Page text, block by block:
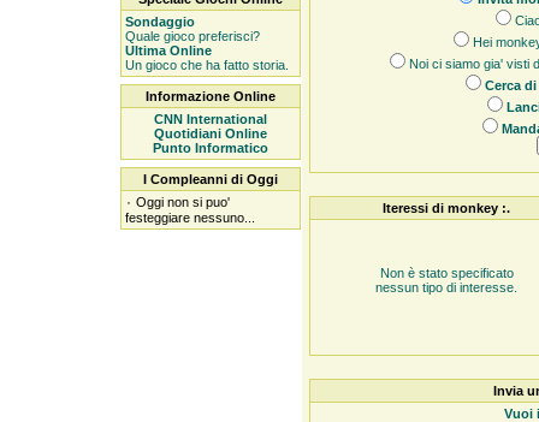
Sondaggio
Quale gioco preferisci?
Ultima Online
Un gioco che ha fatto storia.
Informazione Online
CNN International
Quotidiani Online
Punto Informatico
I Compleanni di Oggi
۰ Oggi non si puo'
festeggiare nessuno...
Hei
Noi ci siamo gia' visti
Cerca
Iteressi di monkey :.
Non è stato specificato
nessun tipo di interesse.
Invia
Vuoi